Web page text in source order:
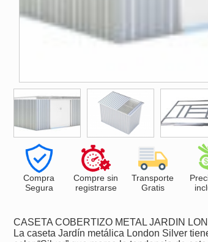
Compra
Segura
Compre sin
registrarse
Transporte
Gratis
CASETA COBERTIZO METAL JARDIN
La caseta Jardín metálica London Silver